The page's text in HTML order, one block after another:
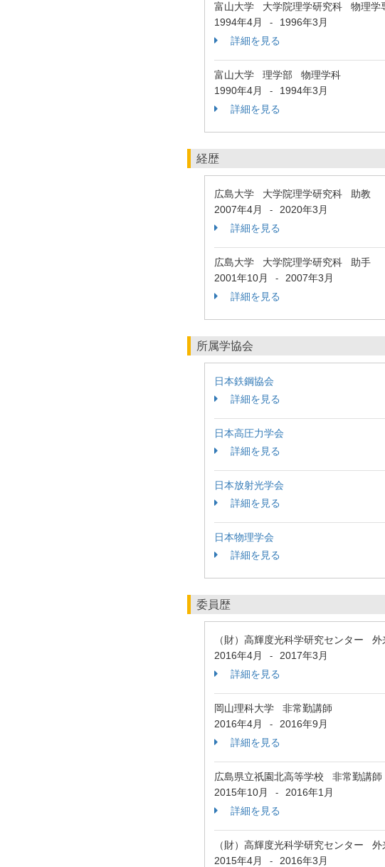
富山大学 大学院理学研究科 物理学
1994年4月
-
1996年3月
詳細を見る
富山大学 理学部 物理学科
1990年4月
-
1994年3月
詳細を見る
経歴
広島大学 大学院理学研究科 助教
2007年4月
-
2020年3月
詳細を見る
広島大学 大学院理学研究科 助手
2001年10月
-
2007年3月
詳細を見る
所属学協会
日本鉄鋼協会
詳細を見る
日本高圧力学会
詳細を見る
日本放射光学会
詳細を見る
日本物理学会
詳細を見る
委員歴
（財）高輝度光科学研究センター 外
2016年4月
-
2017年3月
詳細を見る
岡山理科大学 非常勤講師
2016年4月
-
2016年9月
詳細を見る
広島県立祇園北高等学校 非常勤講師
2015年10月
-
2016年1月
詳細を見る
（財）高輝度光科学研究センター 外
2015年4月
-
2016年3月